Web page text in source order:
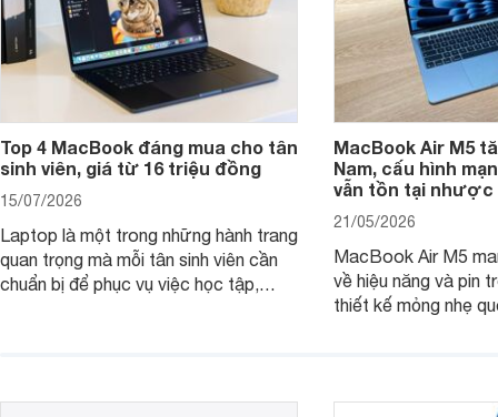
Top 4 MacBook đáng mua cho tân
sinh viên, giá từ 16 triệu đồng
15/07/2026
Laptop là một trong những hành trang
quan trọng mà mỗi tân sinh viên cần
chuẩn bị để phục vụ việc học tập,
MacBook đáng cân nhắc dành cho
MacBook Air M5
Nam, cấu hình
vẫn tồn tại nhược
21/05/2026
MacBook Air M5
về hiệu năng và pin
thiết kế mỏng nhẹ